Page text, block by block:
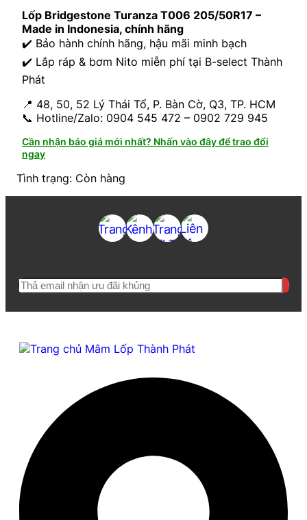
Lốp Bridgestone Turanza T006 205/50R17 –
Made in Indonesia, chính hãng
✔️ Bảo hành chính hãng, hậu mãi minh bạch
✔️ Lắp ráp & bơm Nito miễn phí tại B-select Thành
Phát
📍 48, 50, 52 Lý Thái Tổ, P. Bàn Cờ, Q3, TP. HCM
📞 Hotline/Zalo: 0904 545 472 – 0902 729 945
Cần nhận báo giá mới nhất? Nhấn vào đây để trao đổi
ngay
Tình trạng: Còn hàng